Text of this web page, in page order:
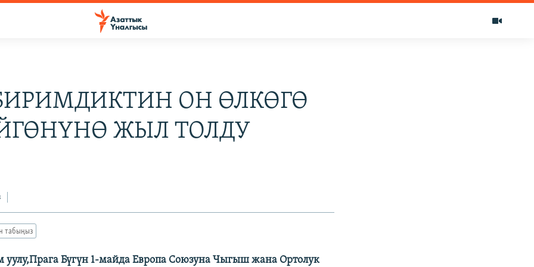
ОН ӨЛКӨГӨ
ЖЫЛ ТОЛДУ
табыңыз
уулу,Прага Бүгүн 1-майда Европа Союзуна Чыгыш жана Ортолук